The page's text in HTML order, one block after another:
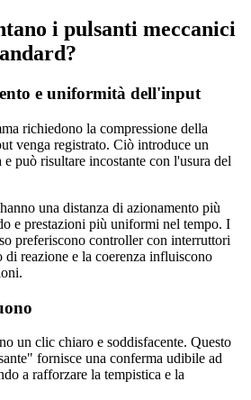
i pulsanti meccanici
e uniformità dell'input
richiedono la compressione della
venga registrato. Ciò introduce un
può risultare incostante con l'usura del
una distanza di azionamento più
e prestazioni più uniformi nel tempo. I
preferiscono controller con interruttori
di reazione e la coerenza influiscono
un clic chiaro e soddisfacente. Questo
fornisce una conferma udibile ad
a rafforzare la tempistica e la